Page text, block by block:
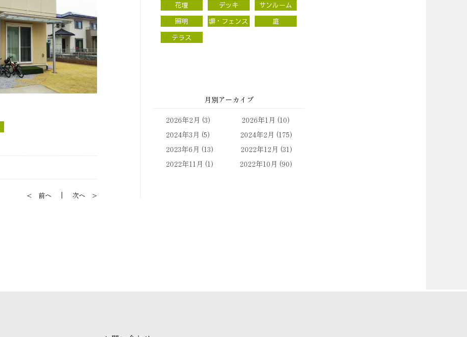
前へ 次へ
花壇
デッキ
サンルーム
照明
塀・フェンス
庭
テラス
月別アーカイブ
2026年2月 (3) 2026年1月 (10)
2024年3月 (5) 2024年2月 (175)
2023年6月 (13) 2022年12月 (31)
2022年11月 (1) 2022年10月 (90)